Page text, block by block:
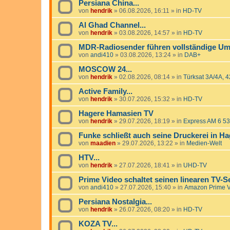
Persiana China...
von hendrik » 06.08.2026, 16:11 » in HD-TV
Al Ghad Channel...
von hendrik » 03.08.2026, 14:57 » in HD-TV
MDR-Radiosender führen vollständige
von andi410 » 03.08.2026, 13:24 » in DAB+
MOSCOW 24...
von hendrik » 02.08.2026, 08:14 » in Türksat 3A/4A,
Active Family...
von hendrik » 30.07.2026, 15:32 » in HD-TV
Hagere Hamasien TV
von hendrik » 29.07.2026, 18:19 » in Express AM 6
Funke schließt auch seine Druckerei in
von maadien » 29.07.2026, 13:22 » in Medien-Welt
HTV...
von hendrik » 27.07.2026, 18:41 » in UHD-TV
Prime Video schaltet seinen linearen TV-
von andi410 » 27.07.2026, 15:40 » in Amazon Prime
Persiana Nostalgia...
von hendrik » 26.07.2026, 08:20 » in HD-TV
KOZA TV...